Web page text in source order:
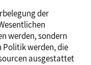
der
werden, sondern
Politik werden, die
ausgestattet